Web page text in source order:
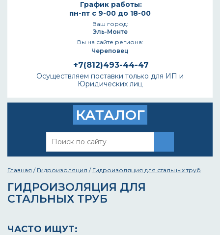
График работы:
пн-пт с 9-00 до 18-00
Ваш город:
Эль-Монте
Вы на сайте региона:
Череповец
+7(812)493-44-47
Осуществляем поставки только для ИП и
Юридических лиц
КАТАЛОГ
Главная / Гидроизоляция / Гидроизоляция для стальных труб
ГИДРОИЗОЛЯЦИЯ ДЛЯ
СТАЛЬНЫХ ТРУБ
ЧАСТО ИЩУТ: